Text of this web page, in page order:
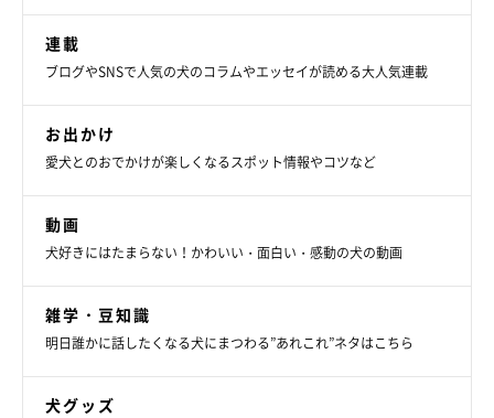
しかし…おやつがなくなると指人形に全く興味がなくなる娘とタ
ロさん。
連載
ブログやSNSで人気の犬のコラムやエッセイが読める大人気連載
お出かけ
愛犬とのおでかけが楽しくなるスポット情報やコツなど
動画
犬好きにはたまらない！かわいい・面白い・感動の犬の動画
雑学・豆知識
明日誰かに話したくなる犬にまつわる”あれこれ”ネタはこちら
犬グッズ